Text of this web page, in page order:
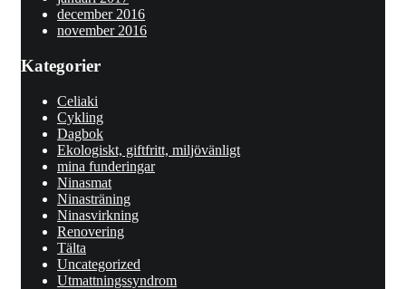
december 2016
november 2016
Kategorier
Celiaki
Cykling
Dagbok
Ekologiskt, giftfritt, miljövänligt
mina funderingar
Ninasmat
Ninasträning
Ninasvirkning
Renovering
Tälta
Uncategorized
Utmattningssyndrom